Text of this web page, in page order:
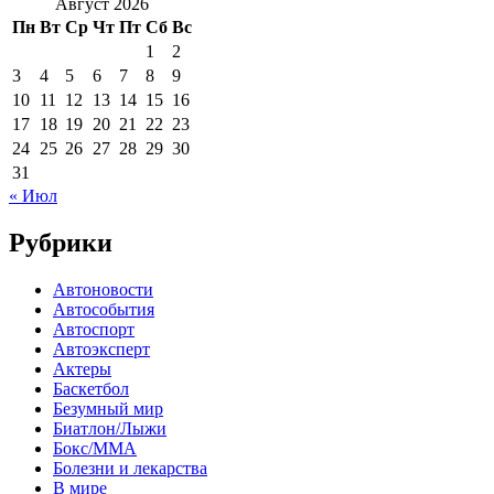
Август 2026
Пн Вт Ср Чт Пт Сб Вс
1
2
3
4 5 6 7 8
9
10 11 12 13 14 15 16
17 18 19 20 21 22 23
24 25 26 27 28 29 30
31
« Июл
Рубрики
Автоновости
Автособытия
Автоспорт
Автоэксперт
Актеры
Баскетбол
Безумный мир
Биатлон/Лыжи
Бокс/MMA
Болезни и лекарства
В мире